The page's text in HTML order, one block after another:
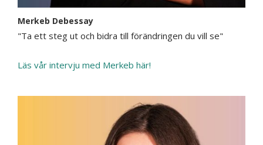
Merkeb Debessay
"Ta ett steg ut och bidra till förändringen du vill se"
Läs vår intervju med Merkeb här!